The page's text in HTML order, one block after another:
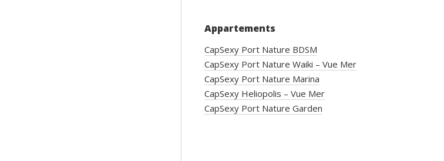
Appartements
CapSexy Port Nature BDSM
CapSexy Port Nature Waiki – Vue Mer
CapSexy Port Nature Marina
CapSexy Heliopolis – Vue Mer
CapSexy Port Nature Garden